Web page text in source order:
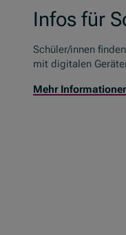
Infos für
Schüler/innen
mit digitalen
Mehr